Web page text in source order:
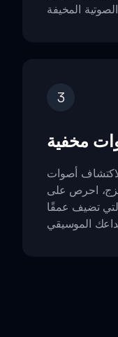
3
مخفية
أصوات
احرص على
تضيف عمقًا